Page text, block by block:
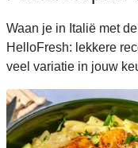
Waan je in Italië met
HelloFresh: lekkere
veel variatie in jouw